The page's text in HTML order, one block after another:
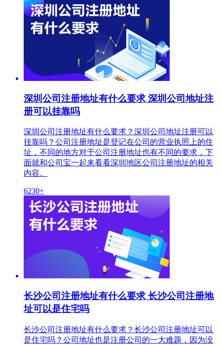
深圳公司注册地址有什么要求 深圳公司地址注
册可以挂靠吗
深圳公司注册地址有什么要求？深圳公司地址注册可以
挂靠吗？公司注册地址是登记在公司的营业执照上的住
址，不同的地方对于公司注册地址也有不同的要求，下
面就和公司宝一起来看看深圳地区公司注册地址的相关
内容。
6230+
长沙公司注册地址有什么要求 长沙公司注册地
址可以是住宅吗
长沙公司注册地址有什么要求？长沙公司注册地址可以
是住宅吗？公司地址也是注册公司的一大难题，因为没